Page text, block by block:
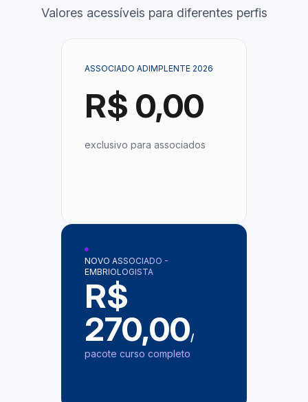
Valores acessíveis para diferentes perfis
ASSOCIADO ADIMPLENTE 2026
R$ 0,00
exclusivo para associados
NOVO ASSOCIADO -
EMBRIOLOGISTA
R$
270,00/
pacote curso completo